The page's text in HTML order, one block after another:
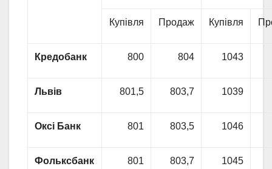
Купівля Продаж Купівля
Кредобанк 800 804 1043
Львів 801,5 803,7 1039
Оксі Банк 801 803,5 1046
Фольксбанк 801 803,7 1045